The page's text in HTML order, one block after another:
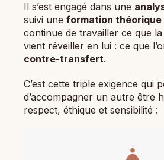
Il s’est engagé dans une
suivi une formation théorique
continue de travailler ce que
vient réveiller en lui : ce que
contre-transfert.
C’est cette triple exigence qui
d’accompagner un autre être
respect, éthique et sensibilité :